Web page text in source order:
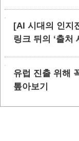
[AI 시대의 인지
링크 뒤의 ‘출처
유럽 진출 위해
톺아보기